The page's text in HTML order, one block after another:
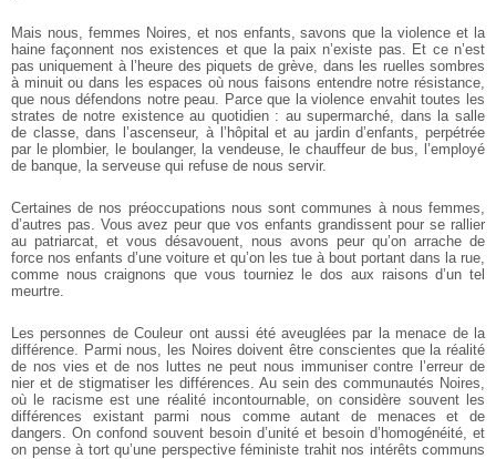
Mais nous, femmes Noires, et nos enfants, savons que la violence et la
haine façonnent nos existences et que la paix n’existe pas. Et ce n’est
pas uniquement à l’heure des piquets de grève, dans les ruelles sombres
à minuit ou dans les espaces où nous faisons entendre notre résistance,
que nous défendons notre peau. Parce que la violence envahit toutes les
strates de notre existence au quotidien : au supermarché, dans la salle
de classe, dans l’ascenseur, à l’hôpital et au jardin d’enfants, perpétrée
par le plombier, le boulanger, la vendeuse, le chauffeur de bus, l’employé
de banque, la serveuse qui refuse de nous servir.
Certaines de nos préoccupations nous sont communes à nous femmes,
d’autres pas. Vous avez peur que vos enfants grandissent pour se rallier
au patriarcat, et vous désavouent, nous avons peur qu’on arrache de
force nos enfants d’une voiture et qu’on les tue à bout portant dans la rue,
comme nous craignons que vous tourniez le dos aux raisons d’un tel
meurtre.
Les personnes de Couleur ont aussi été aveuglées par la menace de la
différence. Parmi nous, les Noires doivent être conscientes que la réalité
de nos vies et de nos luttes ne peut nous immuniser contre l’erreur de
nier et de stigmatiser les différences. Au sein des communautés Noires,
où le racisme est une réalité incontournable, on considère souvent les
différences existant parmi nous comme autant de menaces et de
dangers. On confond souvent besoin d’unité et besoin d’homogénéité, et
on pense à tort qu’une perspective féministe trahit nos intérêts communs